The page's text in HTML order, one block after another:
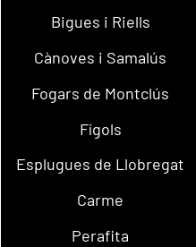
Bigues i Riells
Cànoves i Samalús
Fogars de Montclús
Fígols
Esplugues de Llobregat
Carme
Perafita